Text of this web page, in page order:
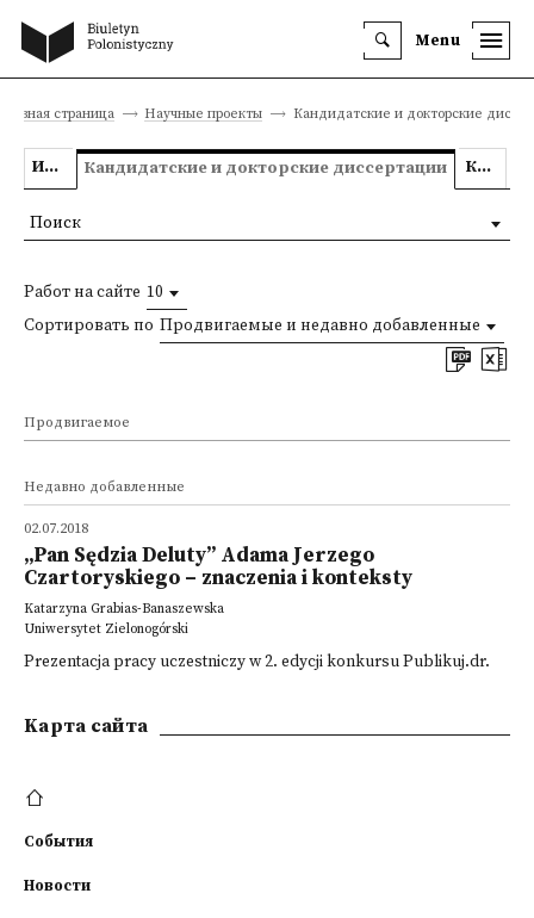
Menu
Главная страница Научные проекты Кандидатские и докторские
Исследовательские проекты Кандидатские и докторские диссертации Конкурсы
Работ на сайте 10
Сортировать по Продвигаемые и недавно добавленные
Продвигаемое
Недавно добавленные
02.07.2018
„Pan Sędzia Deluty” Adama Jerzego
Czartoryskiego – znaczenia i konteksty
Katarzyna Grabias-Banaszewska
Uniwersytet Zielonogórski
Prezentacja pracy uczestniczy w 2. edycji konkursu Publikuj.dr.
Поиск
Kарта сайта
События
Новости